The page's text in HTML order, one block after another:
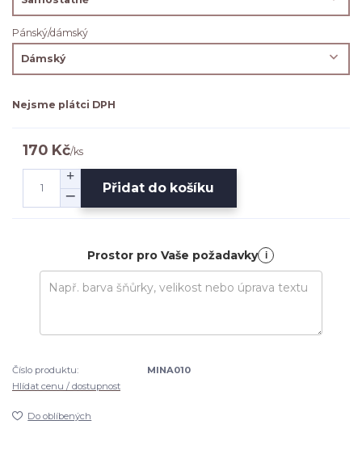
Pánský/dámský
Nejsme plátci DPH
170 Kč/ks
Přidat do košíku
Prostor pro Vaše požadavky i
Číslo produktu:
MINA010
Hlídat cenu / dostupnost
Do oblíbených